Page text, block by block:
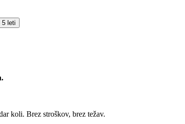
5 leti
koli. Brez stroškov, brez težav.